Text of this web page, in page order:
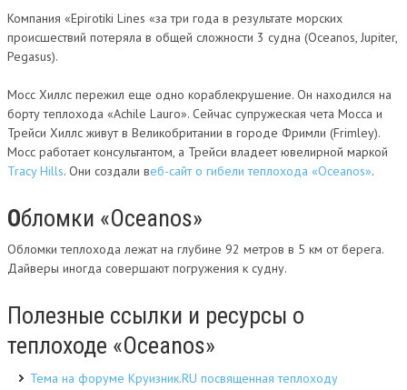
Компания «Epirotiki Lines «за три года в результате морских
происшествий потеряла в общей сложности 3 судна (Oceanos, Jupiter,
Pegasus).
Мосс Хиллс пережил еще одно кораблекрушение. Он находился на
борту теплохода «Achile Lauro». Сейчас супружеская чета Мосса и
Трейси Хиллс живут в Великобритании в городе Фримли (Frimley).
Мосс работает консультантом, а Трейси владеет ювелирной маркой
Tracy Hills. Они создали веб-сайт о гибели теплохода «Oceanos».
Обломки «Oceanos»
Обломки теплохода лежат на глубине 92 метров в 5 км от берега.
Дайверы иногда совершают погружения к судну.
Полезные ссылки и ресурсы о
теплоходе «Oceanos»
Тема на форуме Круизник.RU посвященная теплоходу